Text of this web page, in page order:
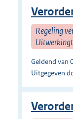
Regeling
Geldend
Uitgegeven